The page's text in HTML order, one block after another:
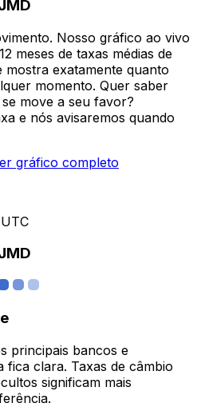
Nosso gráfico ao vivo
meses de taxas médias de
exatamente quanto
momento. Quer saber
move a seu favor?
e nós avisaremos quando
gráfico completo
principais bancos e
clara. Taxas de câmbio
significam mais